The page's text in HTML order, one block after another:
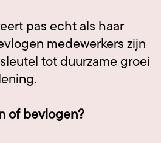
pas echt als haar
medewerkers zijn
tot duurzame groei
of bevlogen?